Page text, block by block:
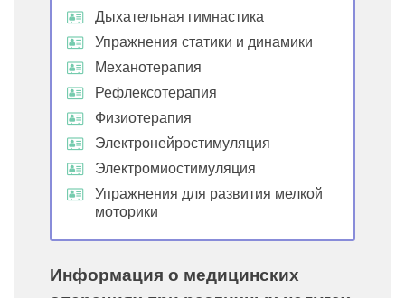
Дыхательная гимнастика
Упражнения статики и динамики
Механотерапия
Рефлексотерапия
Физиотерапия
Электронейростимуляция
Электромиостимуляция
Упражнения для развития мелкой
моторики
Информация о медицинских